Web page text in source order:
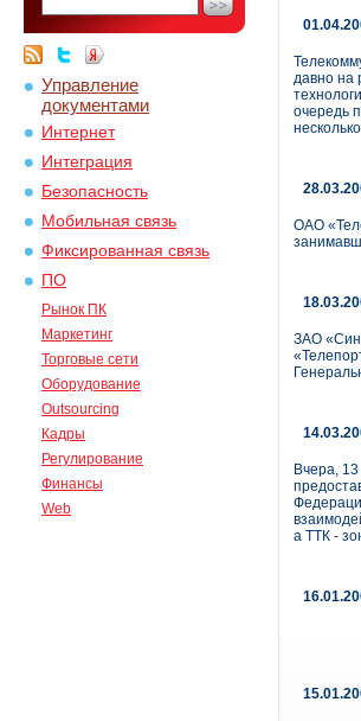
Управление
документами
Интернет
Интеграция
Безопасность
Мобильная связь
Фиксированная связь
ПО
Рынок ПК
Маркетинг
Торговые сети
Оборудование
Outsourcing
Кадры
Регулирование
Финансы
Web
давно на
очередь
ОАО
ЗАО
Вчера,
а ТТК -